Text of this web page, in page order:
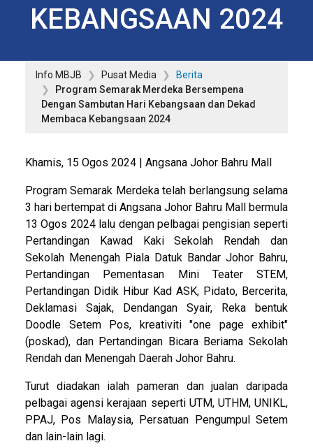
KEBANGSAAN 2024
Info MBJB Pusat Media
Berita
Program Semarak Merdeka Bersempena
Dengan Sambutan Hari Kebangsaan dan Dekad
Membaca Kebangsaan 2024
Khamis, 15 Ogos 2024 | Angsana Johor Bahru Mall
Program Semarak Merdeka telah berlangsung selama
3 hari bertempat di Angsana Johor Bahru Mall bermula
13 Ogos 2024 lalu dengan pelbagai pengisian seperti
Pertandingan Kawad Kaki Sekolah Rendah dan
Sekolah Menengah Piala Datuk Bandar Johor Bahru,
Pertandingan Pementasan Mini Teater STEM,
Pertandingan Didik Hibur Kad ASK, Pidato, Bercerita,
Deklamasi Sajak, Dendangan Syair, Reka bentuk
Doodle Setem Pos, kreativiti "one page exhibit"
(poskad), dan Pertandingan Bicara Beriama Sekolah
Rendah dan Menengah Daerah Johor Bahru.
Turut diadakan ialah pameran dan jualan daripada
pelbagai agensi kerajaan seperti UTM, UTHM, UNIKL,
PPAJ, Pos Malaysia, Persatuan Pengumpul Setem
dan lain-lain lagi.